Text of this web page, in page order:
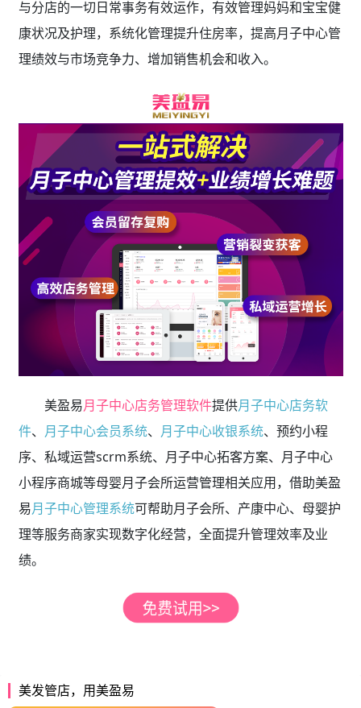
与分店的一切日常事务有效运作，有效管理妈妈和宝宝健
康状况及护理，系统化管理提升住房率，提高月子中心管
理绩效与市场竞争力、增加销售机会和收入。
美盈易月子中心店务管理软件提供月子中心店务软
件、 月子中心会员系统、 月子中心收银系统、预约小程
序、私域运营scrm系统、月子中心拓客方案、月子中心
小程序商城等母婴月子会所运营管理相关应用，借助美盈
易月子中心管理系统可帮助月子会所、产康中心、母婴护
理等服务商家实现数字化经营，全面提升管理效率及业
绩。
美发管店，用美盈易